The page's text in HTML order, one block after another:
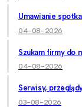
Umawianie
04-08-2026
Szukam firmy do
04-08-2026
Serwisy,
03-08-2026